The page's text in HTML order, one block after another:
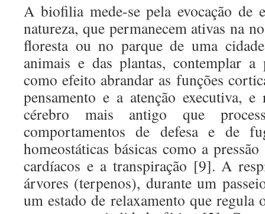
A biofilia mede-se pela evocação de
natureza, que permanecem ativas na
floresta ou no parque de uma
animais e das plantas, contemplar a
como efeito abrandar as funções
pensamento e a atenção executiva,
cérebro mais antigo que
comportamentos de defesa e de
homeostáticas básicas como a
cardíacos e a transpiração [9]. A
árvores (terpenos), durante um
um estado de relaxamento que regula